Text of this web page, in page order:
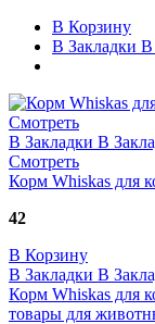
В Корзину
В Закладки В
Смотреть
В Закладки В
Смотреть
Корм Whiskas для
42
В Корзину
В Закладки В
Корм Whiskas для
товары для